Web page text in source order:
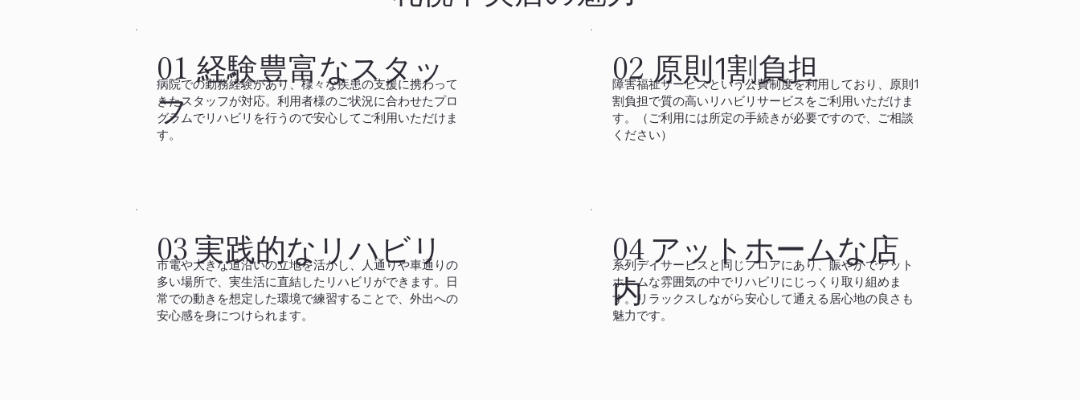
01経験豊富なスタッ
フ
病院での勤務経験があり、様々な疾患の支援に携わって
きたスタッフが対応。利用者様のご状況に合わせたプロ
グラムでリハビリを行うので安心してご利用いただけま
す。​
02 原則1割負担
障害福祉サービスという公費制度を利用しており、原則1
割負担で質の高いリハビリサービスをご利用いただけま
す。（ご利用には所定の手続きが必要ですので、ご相談
ください）
03 実践的なリハビリ
市電や大きな道沿いの立地を活かし、人通りや車通りの
多い場所で、実生活に直結したリハビリができます。日
常での動きを想定した環境で練習することで、外出への
安心感を身につけられます。
04アットホームな店
内
系列デイサービスと同じフロアにあり、賑やかでアット
ホームな雰囲気の中でリハビリにじっくり取り組めま
す。リラックスしながら安心して通える居心地の良さも
魅力です。